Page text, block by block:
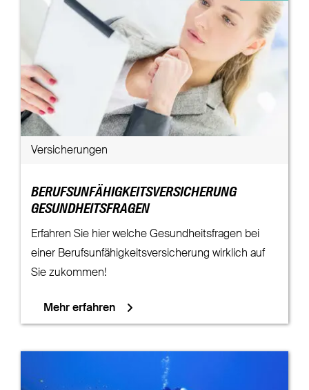
Versicherungen
BERUFSUNFÄHIGKEITSVERSICHERUNG
GESUNDHEITSFRAGEN
Erfahren Sie hier welche Gesundheitsfragen bei
einer Berufsunfähigkeitsversicherung wirklich auf
Sie zukommen!
Mehr erfahren